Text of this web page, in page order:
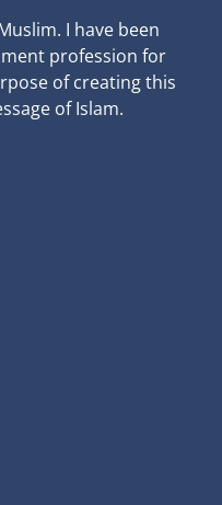
I have been
profession for
of creating this
of Islam.